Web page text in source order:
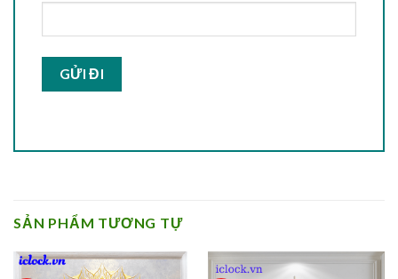
SẢN PHẨM TƯƠNG TỰ